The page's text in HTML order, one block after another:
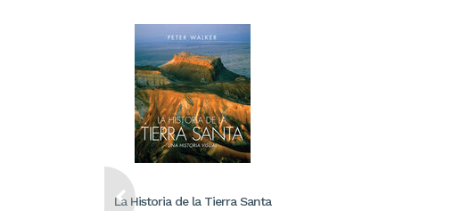
La Historia de la Tierra Santa